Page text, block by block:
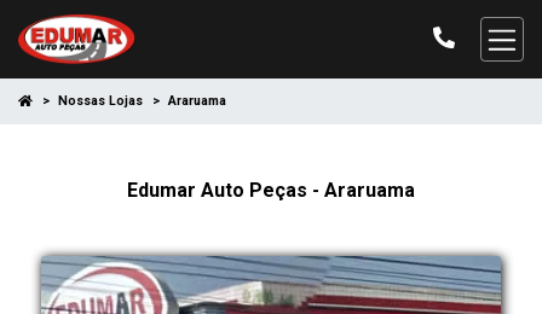
Nossas Lojas Araruama
Edumar Auto Peças - Araruama